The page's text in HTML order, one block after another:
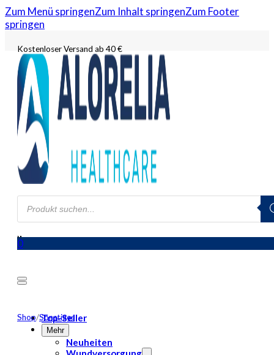
Zum Menü springenZum Inhalt springenZum Footer
springen
Kostenloser Versand ab 40 €
Products
search
0
Top-Seller
Mehr
Neuheiten
Shop/Sonstiges